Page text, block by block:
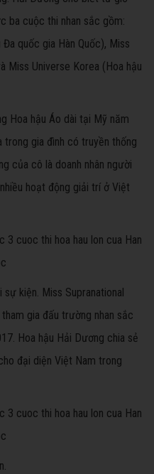
ba cuộc thi nhan sắc gồm:
quốc gia Hàn Quốc), Miss
Miss Universe Korea (Hoa hậu
Hoa hậu Áo dài tại Mỹ năm
trong gia đình có truyền thống
của cô là doanh nhân người
hoạt động giải trí ở Việt
kiện. Miss Supranational
gia đấu trường nhan sắc
Hoa hậu Hải Dương chia sẻ
đại diện Việt Nam trong